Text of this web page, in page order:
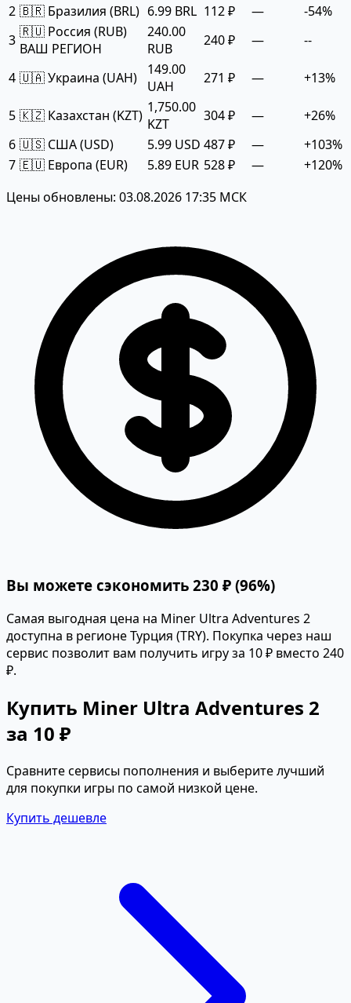
2 🇧🇷 Бразилия (BRL) 6.99 BRL 112 ₽ —
-54%
3 🇷🇺 Россия (RUB)
ВАШ РЕГИОН
240.00
RUB
240 ₽ — --
4 🇺🇦 Украина (UAH)
149.00
UAH
271 ₽ — +13%
5 🇰🇿 Казахстан (KZT) 1,750.00
KZT
304 ₽ —
+26%
6 🇺🇸 США (USD) 5.99 USD 487 ₽ —
+103%
7 🇪🇺 Европа (EUR) 5.89 EUR 528 ₽ —
+120%
Цены обновлены: 03.08.2026 17:35 МСК
Вы можете сэкономить 230 ₽ (96%)
Самая выгодная цена на Miner Ultra Adventures 2
доступна в регионе Турция (TRY). Покупка через наш
сервис позволит вам получить игру за 10 ₽ вместо 240
₽.
Купить Miner Ultra Adventures 2
за 10 ₽
Сравните сервисы пополнения и выберите лучший
для покупки игры по самой низкой цене.
Купить дешевле